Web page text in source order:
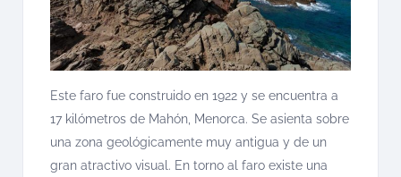
Este faro fue construido en 1922 y se encuentra a
17 kilómetros de Mahón, Menorca. Se asienta sobre
una zona geológicamente muy antigua y de un
gran atractivo visual. En torno al faro existe una